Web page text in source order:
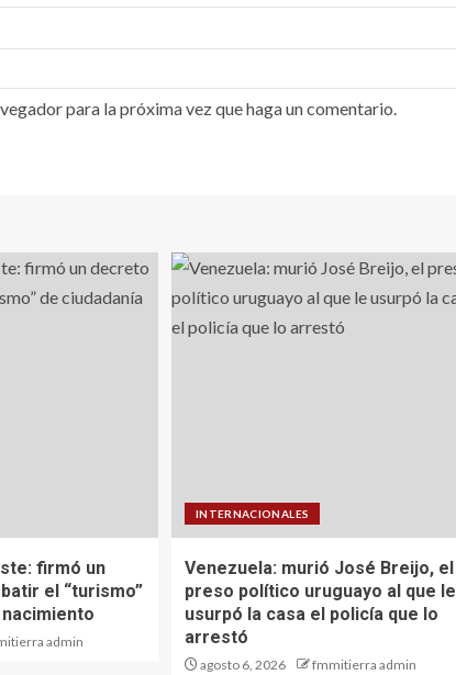
para la próxima vez que haga un comentario.
firmó un
el “turismo”
admin
INTERNACIONALES
Venezuela: murió José Breijo, el
preso político uruguayo al que le
usurpó la casa el policía que lo
arrestó
agosto 6, 2026 fmmitierra admin